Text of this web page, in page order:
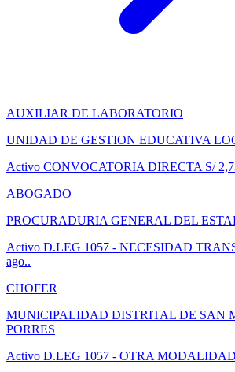
AUXILIAR DE LABORATORIO
UNIDAD DE GESTION EDUCATIVA
Activo CONVOCATORIA DIRECTA S/
ABOGADO
PROCURADURIA GENERAL DEL
Activo D.LEG 1057 - NECESIDAD
ago..
CHOFER
MUNICIPALIDAD DISTRITAL DE SAN
PORRES
Activo D.LEG 1057 - OTRA MODALIDAD